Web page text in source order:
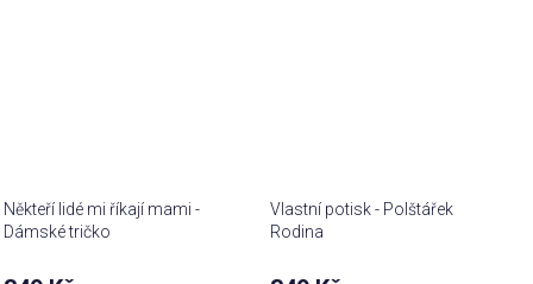
Někteří lidé mi říkají mami -
Dámské tričko
Vlastní potisk - Polštářek
Rodina